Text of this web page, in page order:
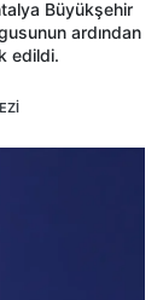
Büyükşehir
ardından
edildi.